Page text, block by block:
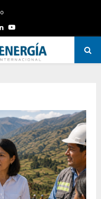
LinkedinYoutube